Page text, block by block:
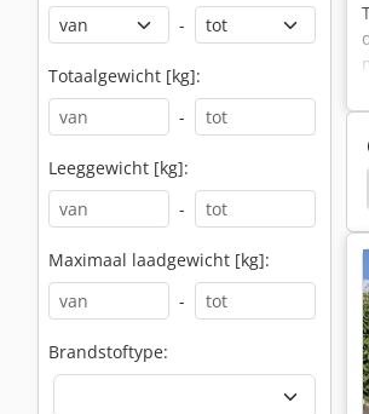
-
Totaalgewicht [kg]:
-
Leeggewicht [kg]:
-
Maximaal laadgewicht [kg]:
-
Brandstoftype:
Lift Schaffer 2033 High Lift